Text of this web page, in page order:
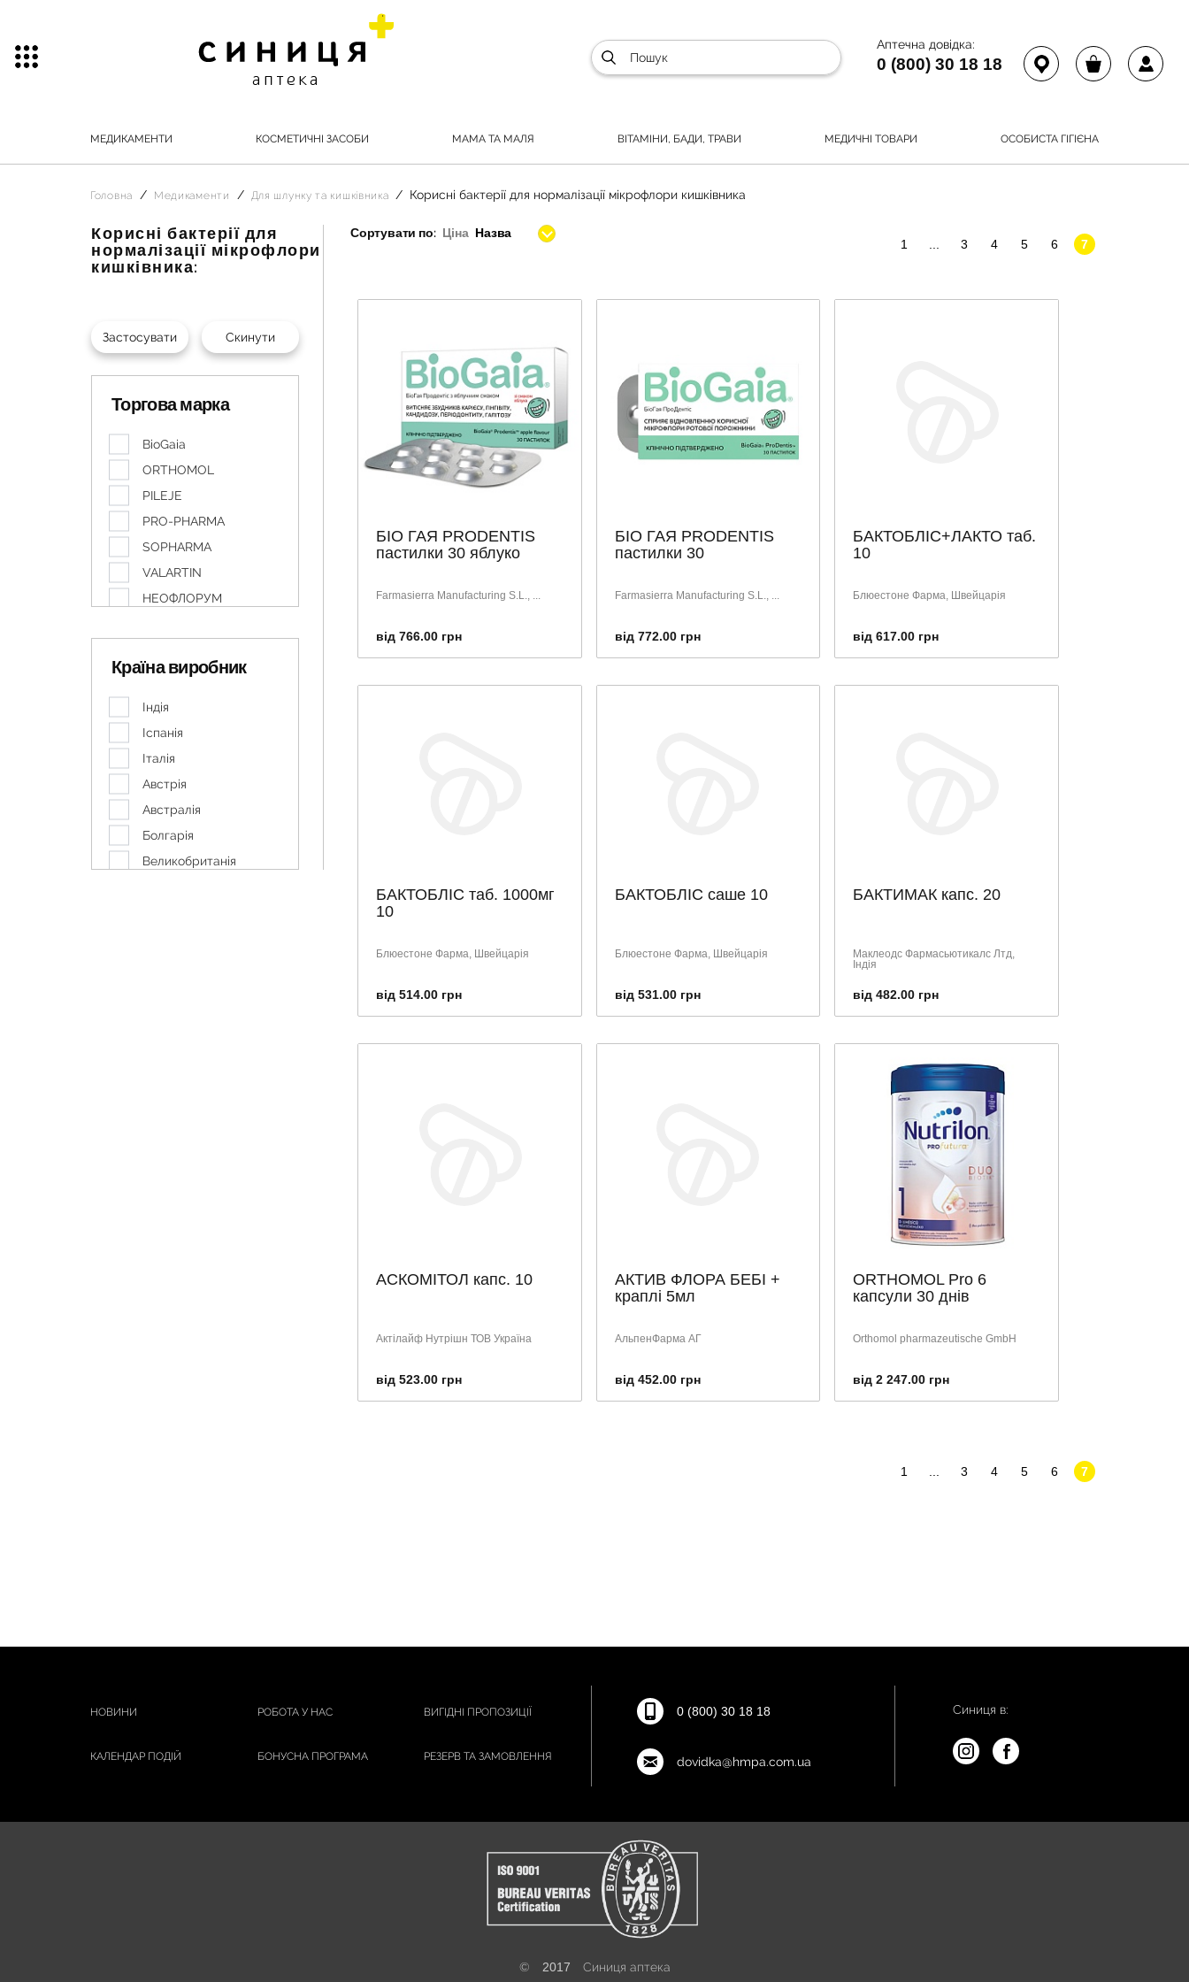
Аптечна довідка:
0 (800) 30 18 18
МЕДИКАМЕНТИ КОСМЕТИЧНІ ЗАСОБИ МАМА ТА МАЛЯ ВІТАМІНИ, БАДИ, ТРАВИ МЕДИЧНІ ТОВАРИ ОСОБИСТА ГІГІЄНА
Головна Медикаменти Для шлунку та кишківника Корисні бактерії для нормалізації мікрофлори кишківника
Корисні бактерії для
нормалізації мікрофлори
кишківника:
Торгова марка
BioGaia
ORTHOMOL
PILEJE
PRO-PHARMA
SOPHARMA
VALARTIN
НЕОФЛОРУМ
Країна виробник
Індія
Іспанія
Італія
Австрія
Австралія
Болгарія
Великобританія
Сортувати по: Ціна Назва
1
3 4 5 6 7
БІО ГАЯ PRODENTIS
пастилки 30 яблуко
Farmasierra Manufacturing S.L., ...
від 766.00 грн
БІО ГАЯ PRODENTIS
пастилки 30
Farmasierra Manufacturing S.L., ...
від 772.00 грн
БАКТОБЛІС+ЛАКТО таб.
10
Блюестоне Фарма, Швейцарія
від 617.00 грн
БАКТОБЛІС таб. 1000мг
10
Блюестоне Фарма, Швейцарія
від 514.00 грн
БАКТОБЛІС саше 10
Блюестоне Фарма, Швейцарія
від 531.00 грн
БАКТИМАК капс. 20
Маклеодс Фармасьютикалс Лтд,
Індія
від 482.00 грн
АСКОМІТОЛ капс. 10
Актілайф Нутрішн ТОВ Україна
від 523.00 грн
АКТИВ ФЛОРА БЕБІ +
краплі 5мл
АльпенФарма АГ
від 452.00 грн
ORTHOMOL Pro 6
капсули 30 днів
Orthomol pharmazeutische GmbH
від 2 247.00 грн
1 3 4 5 6 7
НОВИНИ РОБОТА У НАС ВИГІДНІ ПРОПОЗИЦІЇ
КАЛЕНДАР ПОДІЙ БОНУСНА ПРОГРАМА РЕЗЕРВ ТА ЗАМОВЛЕННЯ
0 (800) 30 18 18
dovidka@hmpa.com.ua
Синиця в:
© 2017 Синиця аптека